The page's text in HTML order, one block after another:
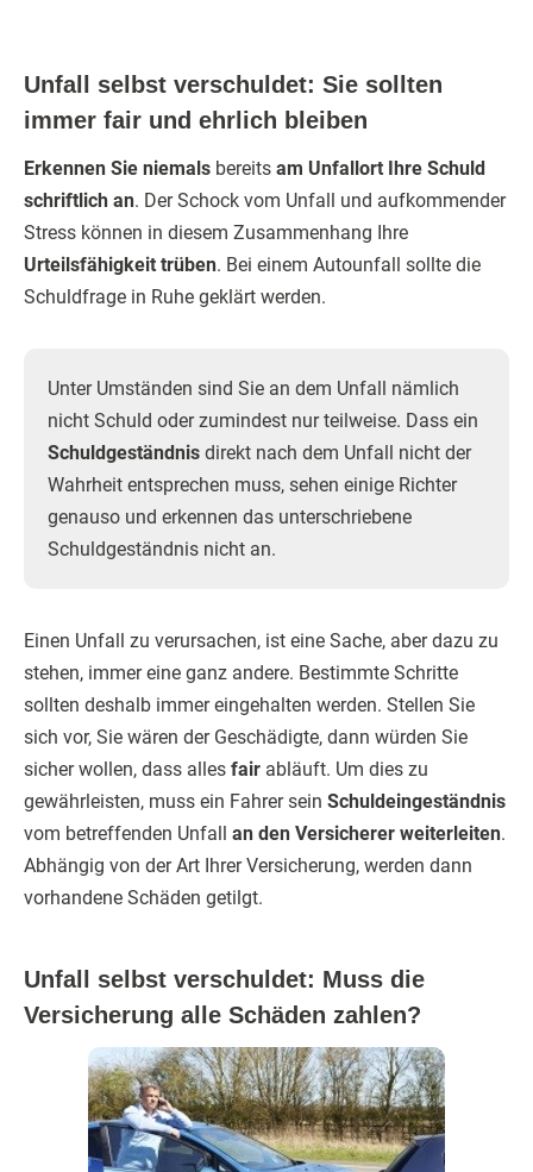
Unfall selbst verschuldet: Sie sollten
immer fair und ehrlich bleiben
Erkennen Sie niemals bereits am Unfallort Ihre Schuld
schriftlich an. Der Schock vom Unfall und aufkommender
Stress können in diesem Zusammenhang Ihre
Urteilsfähigkeit trüben. Bei einem Autounfall sollte die
Schuldfrage in Ruhe geklärt werden.
Unter Umständen sind Sie an dem Unfall nämlich
nicht Schuld oder zumindest nur teilweise. Dass ein
Schuldgeständnis direkt nach dem Unfall nicht der
Wahrheit entsprechen muss, sehen einige Richter
genauso und erkennen das unterschriebene
Schuldgeständnis nicht an.
Einen Unfall zu verursachen, ist eine Sache, aber dazu zu
stehen, immer eine ganz andere. Bestimmte Schritte
sollten deshalb immer eingehalten werden. Stellen Sie
sich vor, Sie wären der Geschädigte, dann würden Sie
sicher wollen, dass alles fair abläuft. Um dies zu
gewährleisten, muss ein Fahrer sein Schuldeingeständnis
vom betreffenden Unfall an den Versicherer weiterleiten.
Abhängig von der Art Ihrer Versicherung, werden dann
vorhandene Schäden getilgt.
Unfall selbst verschuldet: Muss die
Versicherung alle Schäden zahlen?